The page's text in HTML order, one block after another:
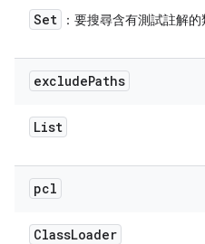
Set ：要搜尋含有測試註解的
excludePaths
List
pcl
ClassLoader